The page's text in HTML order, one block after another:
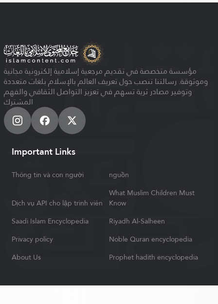
مؤسسة متخصصة في تقديم مرجعية إسلامية إلكترونية مجانية
وموثوقة. رسالتنا تنصب حول تعريف العالم بالإسلام بلغات متعددة
وتوفير مصادر ثرية تسهم في تعزيز التواصل الثقافي والفهم
المشترك
Important Links
Thông tin và con người nguồn
Dịch vụ API cho lập trình viên
What Muslim Children Must
Know
Saadi Islam Encyclopedia
Riyadh Al-Salheen
Privacy policy
Noble Quran encyclopedia
About Us
Prophet hadith encyclopedia